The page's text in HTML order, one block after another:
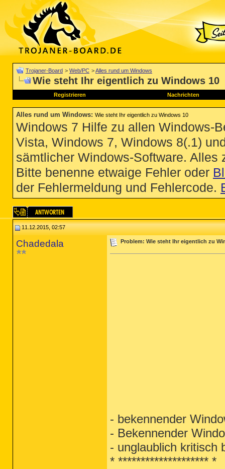
Trojaner-Board > Web/PC >Alles rund um Windows
Wie steht Ihr eigentlich zu Windows 10
Registrieren Nachrichten
Alles rund um Windows: Wie steht Ihr eigentlich zu Windows 10
Windows 7 Hilfe zu allen Windows-
Vista, Windows 7, Windows 8(.1)
sämtlicher Windows-Software.
Bitte benenne etwaige Fehler oder
der Fehlermeldung und Fehlercode.
11.12.2015, 02:57
Chadedala Problem: Wie steht Ihr eigentlich zu
- bekennender
- Bekennender
- unglaublich kritisch
* ******************** *